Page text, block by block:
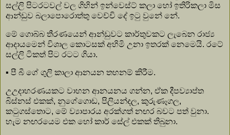
සල්ලි පිටරටවල් වල ගිහින් ඉන්වෙස්ට් කලා හෝ ඉතිරිකලා මිස
ආන්ඩුව බලාපොරොත්තු වෙච්චි දේ ඉටු වුනේ නේ.
මේ ගොබ්බ තීරණයෙන් ආන්ඩුවට කාර්තුවකට ලැබෙන රාජ්‍ය
ආදායමෙන් විශාල කොටසක් අහිමි උනා ඉතරක් නෙමෙයි. රටේ
සල්ලි ටිකත් පිට රටට ගියා.
▪️ පී බී ගේ ගුලි කාලා ආනයන තහනම් කිරීම.
උඋදාහරණයකට වාහන ආනයනය ගන්න, ඒක දීපව්‍යාප්ත
බිස්නස් එකක්, නුගේගොඩ, පිලියන්දල, කුරුණෑගල,
කටුගස්තොට, මේ ව්‍යාපාරය අරක්ගත් නඟර බවට පත් වුනා.
හැම නඟරයෙම එක හෝ කාර් සේල් එකක් තිබුනා.